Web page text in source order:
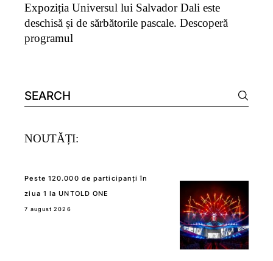
Expoziția Universul lui Salvador Dali este
deschisă și de sărbătorile pascale. Descoperă
programul
Search
for:
NOUTĂȚI:
Peste 120.000 de participanți în
ziua 1 la UNTOLD ONE
7 august 2026